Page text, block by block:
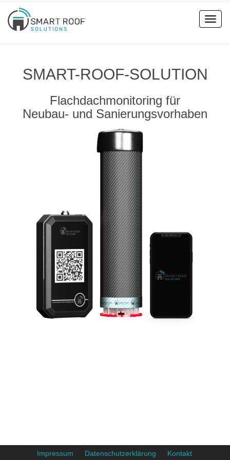
SMART-ROOF-SOLUTION
Flachdachmonitoring für
Neubau- und Sanierungsvorhaben
Impressum Datenschutzerklärung Kontakt